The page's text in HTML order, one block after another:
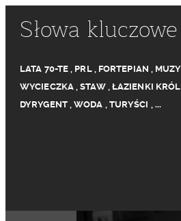
Słowa kluczowe
LATA 70-TE , PRL, FORTEPIAN ,
WYCIECZKA,STAW, ŁAZIENKI
DYRYGENT,WODA , TURYŚCI , ...